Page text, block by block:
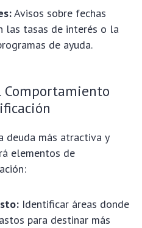
Avisos sobre fechas
las tasas de interés o la
de ayuda.
Comportamiento
deuda más atractiva y
elementos de
Identificar áreas donde
para destinar más